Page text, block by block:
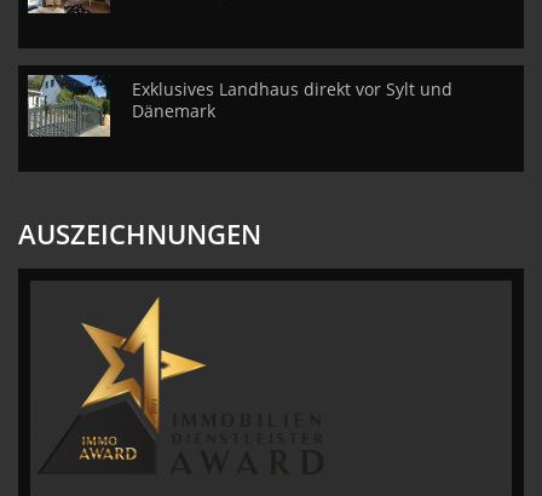
Exklusives Landhaus direkt vor Sylt und
Dänemark
AUSZEICHNUNGEN